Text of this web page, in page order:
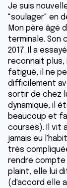
Je suis
"soulager" en
Mon père âgé
terminale. Son
2017. Il a
reconnait plus,
fatigué, il ne
difficilement
sortir de chez
dynamique, il
beaucoup et
courses). Il vit
jamais eu
très
rendre compte
plaint, elle lui
(d'accord elle